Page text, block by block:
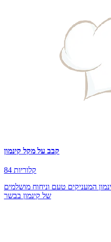
קבב על מקל קינמון
84 קלוריות
המעניקים טעם וניחוח מושלמים
של קינמון בבשר